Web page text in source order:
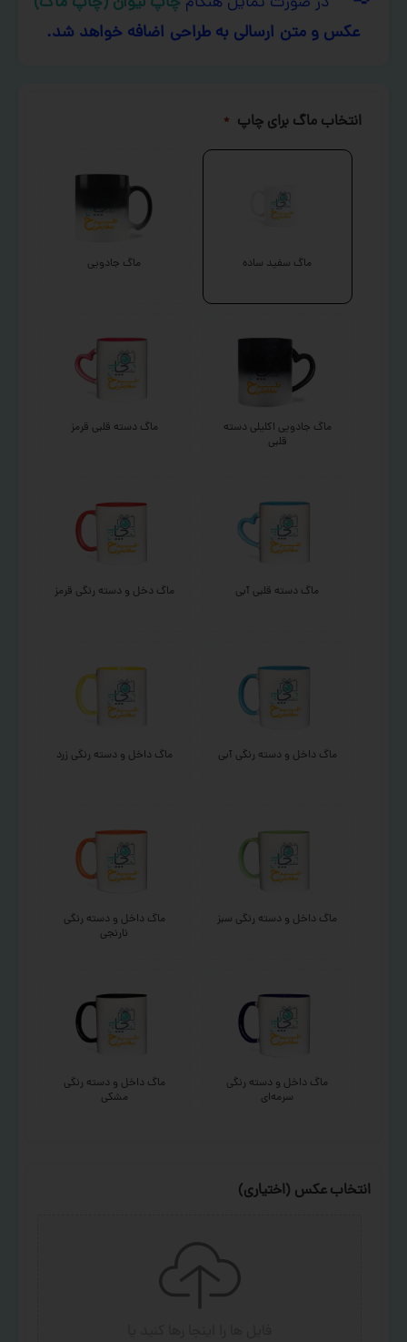
عکس و متن ارسالی به طراحی اضافه خواهد شد.
انتخاب ماگ برای چاپ *
ماگ سفید ساده ماگ جادویی
ماگ جادویی اکلیلی دسته
قلبی
ماگ دسته قلبی قرمز
ماگ دسته قلبی آبی ماگ دخل و دسته رنگی قرمز
ماگ داخل و دسته رنگی آبی ماگ داخل و دسته رنگی زرد
ماگ داخل و دسته رنگی سبز
ماگ داخل و دسته رنگی
نارنجی
ماگ داخل و دسته رنگی
سرمه‌ای
ماگ داخل و دسته رنگی
مشکی
انتخاب عکس (اختیاری)